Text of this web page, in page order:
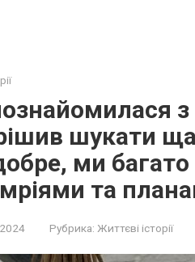
з
шукати
ми
та
Рубрика: Життєві історії